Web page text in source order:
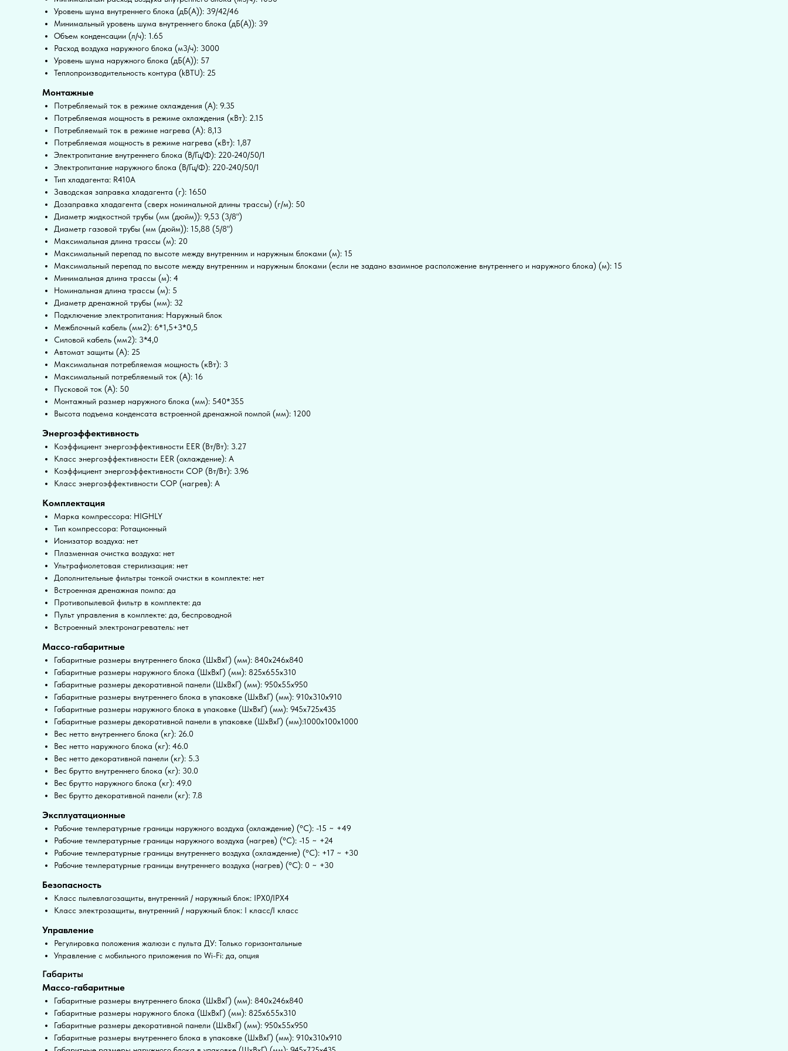
Уровень шума внутреннего блока (дБ(А)): 39/42/46
Минимальный уровень шума внутреннего блока (дБ(А)): 39
Объем конденсации (л/ч): 1.65
Расход воздуха наружного блока (м3/ч): 3000
Уровень шума наружного блока (дБ(А)): 57
Теплопроизводительность контура (kBTU): 25
Монтажные
Потребляемый ток в режиме охлаждения (А): 9.35
Потребляемая мощность в режиме охлаждения (кВт): 2.15
Потребляемый ток в режиме нагрева (А): 8,13
Потребляемая мощность в режиме нагрева (кВт): 1,87
Электропитание внутреннего блока (В/Гц/Ф): 220-240/50/1
Электропитание наружного блока (В/Гц/Ф): 220-240/50/1
Тип хладагента: R410A
Заводская заправка хладагента (г): 1650
Дозаправка хладагента (сверх номинальной длины трассы) (г/м): 50
Диаметр жидкостной трубы (мм (дюйм)): 9,53 (3/8")
Диаметр газовой трубы (мм (дюйм)): 15,88 (5/8")
Максимальная длина трассы (м): 20
Максимальный перепад по высоте между внутренним и наружным блоками (м): 15
Максимальный перепад по высоте между внутренним и наружным блоками (если не задано взаимное расположение внутреннего и наружного блока) (м): 15
Минимальная длина трассы (м): 4
Номинальная длина трассы (м): 5
Диаметр дренажной трубы (мм): 32
Подключение электропитания: Наружный блок
Межблочный кабель (мм2): 6*1,5+3*0,5
Силовой кабель (мм2): 3*4,0
Автомат защиты (А): 25
Максимальная потребляемая мощность (кВт): 3
Максимальный потребляемый ток (А): 16
Пусковой ток (А): 50
Монтажный размер наружного блока (мм): 540*355
Высота подъема конденсата встроенной дренажной помпой (мм): 1200
Энергоэффективность
Коэффициент энергоэффективности EER (Вт/Вт): 3.27
Класс энергоэффективности EER (охлаждение): A
Коэффициент энергоэффективности COP (Вт/Вт): 3.96
Класс энергоэффективности COP (нагрев): A
Комплектация
Марка компрессора: HIGHLY
Тип компрессора: Ротационный
Ионизатор воздуха: нет
Плазменная очистка воздуха: нет
Ультрафиолетовая стерилизация: нет
Дополнительные фильтры тонкой очистки в комплекте: нет
Встроенная дренажная помпа: да
Противопылевой фильтр в комплекте: да
Пульт управления в комплекте: да, беспроводной
Встроенный электронагреватель: нет
Массо-габаритные
Габаритные размеры внутреннего блока (ШxВxГ) (мм): 840x246x840
Габаритные размеры наружного блока (ШxВxГ) (мм): 825x655x310
Габаритные размеры декоративной панели (ШxВxГ) (мм): 950x55x950
Габаритные размеры внутреннего блока в упаковке (ШxВxГ) (мм): 910x310x910
Габаритные размеры наружного блока в упаковке (ШxВxГ) (мм): 945x725x435
Габаритные размеры декоративной панели в упаковке (ШxВxГ) (мм):1000x100x1000
Вес нетто внутреннего блока (кг): 26.0
Вес нетто наружного блока (кг): 46.0
Вес нетто декоративной панели (кг): 5.3
Вес брутто внутреннего блока (кг): 30.0
Вес брутто наружного блока (кг): 49.0
Вес брутто декоративной панели (кг): 7.8
Эксплуатационные
Рабочие температурные границы наружного воздуха (охлаждение) (°C): -15 ~ +49
Рабочие температурные границы наружного воздуха (нагрев) (°C): -15 ~ +24
Рабочие температурные границы внутреннего воздуха (охлаждение) (°C): +17 ~ +30
Рабочие температурные границы внутреннего воздуха (нагрев) (°C): 0 ~ +30
Безопасность
Класс пылевлагозащиты, внутренний / наружный блок: IPX0/IPX4
Класс электрозащиты, внутренний / наружный блок: I класс/I класс
Управление
Регулировка положения жалюзи с пульта ДУ: Только горизонтальные
Управление c мобильного приложения по Wi-Fi: да, опция
Габариты
Массо-габаритные
Габаритные размеры внутреннего блока (ШxВxГ) (мм): 840x246x840
Габаритные размеры наружного блока (ШxВxГ) (мм): 825x655x310
Габаритные размеры декоративной панели (ШxВxГ) (мм): 950x55x950
Габаритные размеры внутреннего блока в упаковке (ШxВxГ) (мм): 910x310x910